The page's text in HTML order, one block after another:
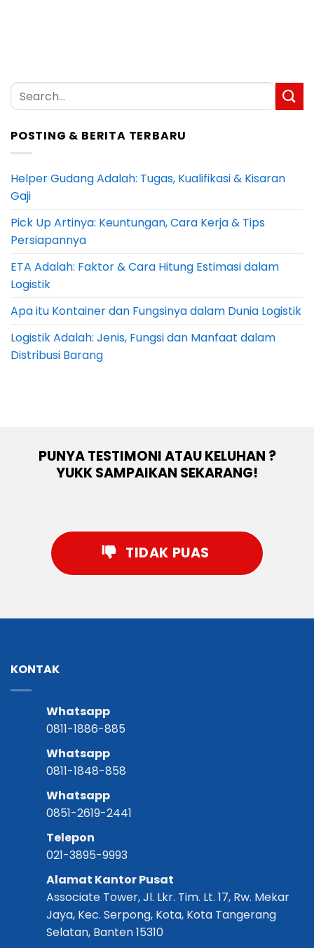
POSTING & BERITA TERBARU
Helper Gudang Adalah: Tugas, Kualifikasi & Kisaran
Gaji
Pick Up Artinya: Keuntungan, Cara Kerja & Tips
Persiapannya
ETA Adalah: Faktor & Cara Hitung Estimasi dalam
Logistik
Apa itu Kontainer dan Fungsinya dalam Dunia Logistik
Logistik Adalah: Jenis, Fungsi dan Manfaat dalam
Distribusi Barang
PUNYA TESTIMONI ATAU KELUHAN ?
YUKK SAMPAIKAN SEKARANG!
TIDAK PUAS
KONTAK
Whatsapp
0811-1886-885
Whatsapp
0811-1848-858
Whatsapp
0851-2619-2441
Telepon
021-3895-9993
Alamat Kantor Pusat
Associate Tower, Jl. Lkr. Tim. Lt. 17, Rw. Mekar
Jaya, Kec. Serpong, Kota, Kota Tangerang
Selatan, Banten 15310